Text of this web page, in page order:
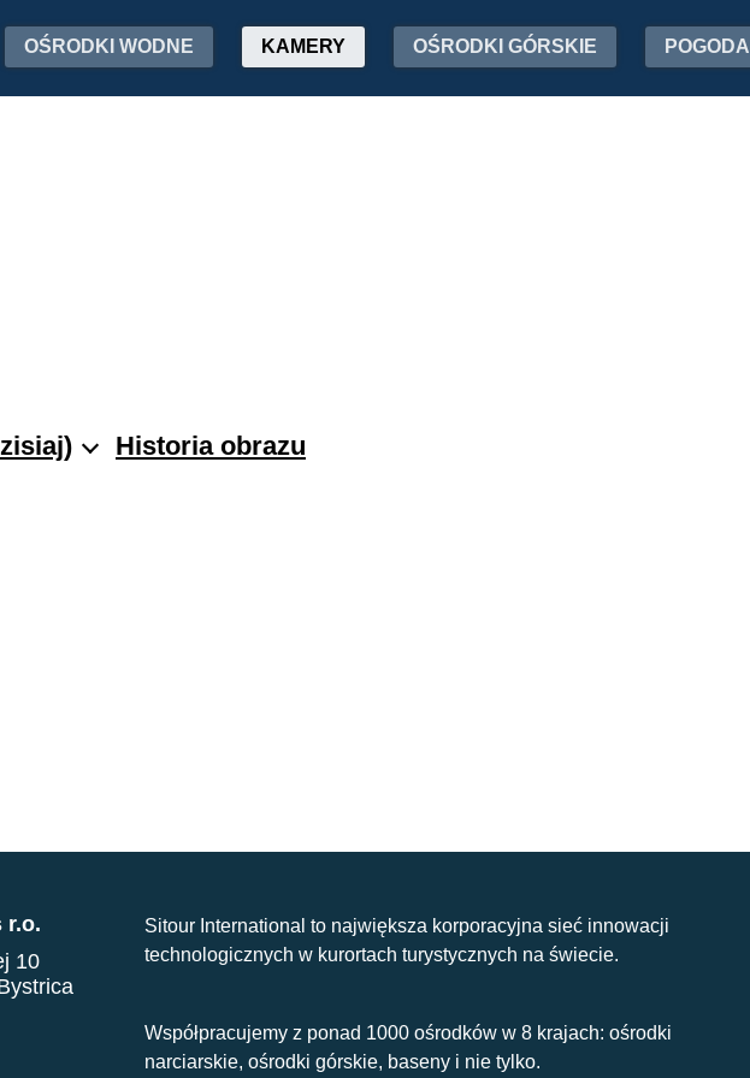
OŚRODKI WODNE KAMERY OŚRODKI GÓRSKIE POGODA
Historia obrazu
r.o.
10
Sitour International to największa korporacyjna sieć innowacji
technologicznych w kurortach turystycznych na świecie.
Współpracujemy z ponad 1000 ośrodków w 8 krajach: ośrodki
narciarskie, ośrodki górskie, baseny i nie tylko.